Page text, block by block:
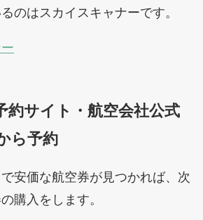
のはスカイスキャナーです。
約サイト・航空会社公式
ら予約
安価な航空券が見つかれば、次
購入をします。